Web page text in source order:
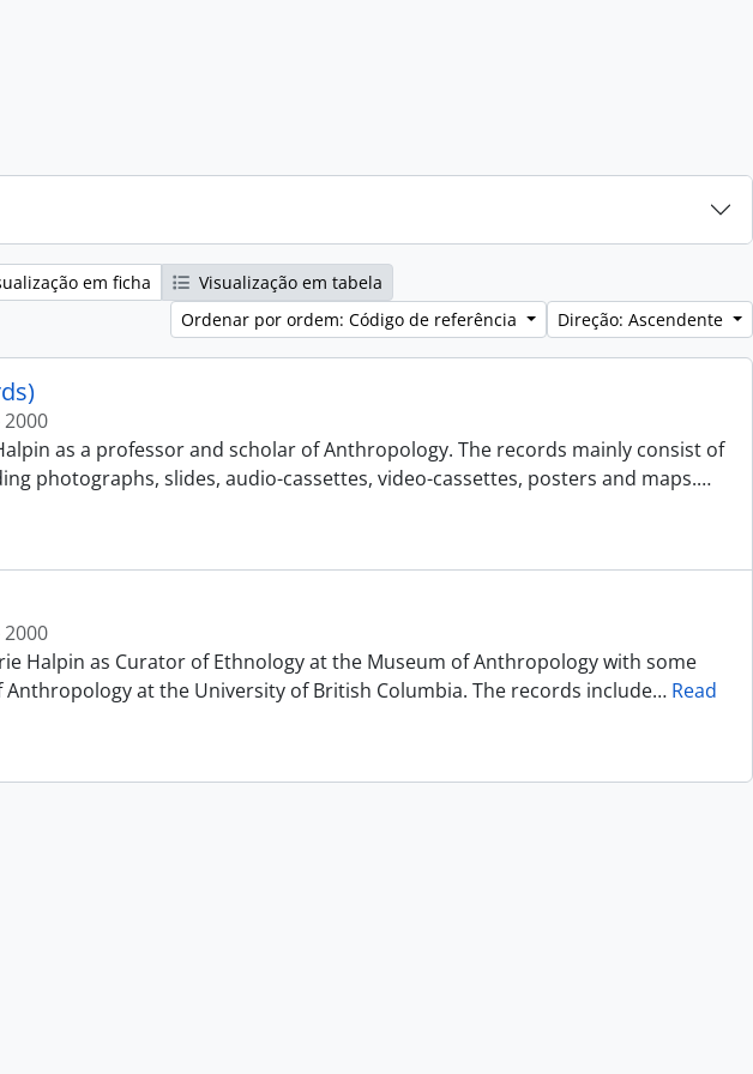
em ficha
Visualização em tabela
Ordenar por ordem: Código de referência
Direção: Ascendente
as a professor and scholar of Anthropology. The records mainly consist of
photographs, slides, audio-cassettes, video-cassettes, posters and maps.…
Halpin as Curator of Ethnology at the Museum of Anthropology with some
at the University of British Columbia. The records include… Read